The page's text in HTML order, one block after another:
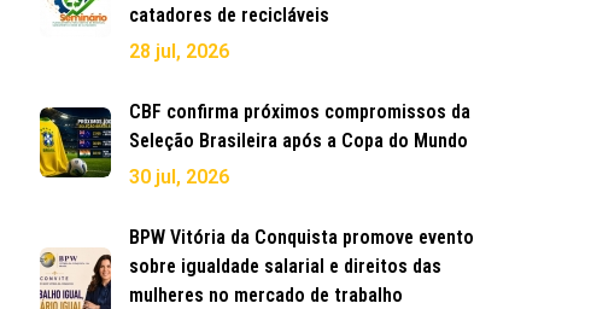
catadores de recicláveis
28 jul, 2026
CBF confirma próximos compromissos da
Seleção Brasileira após a Copa do Mundo
30 jul, 2026
BPW Vitória da Conquista promove evento
sobre igualdade salarial e direitos das
mulheres no mercado de trabalho